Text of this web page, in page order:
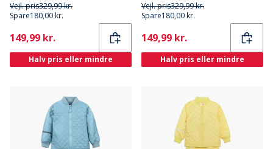
Vejl. pris329,99 kr.
Spare180,00 kr.
Current
149,99 kr.
Halv pris eller mindre
Vejl. pris329,99 kr.
Spare180,00 kr.
Current
149,99 kr.
Halv pris eller mindre